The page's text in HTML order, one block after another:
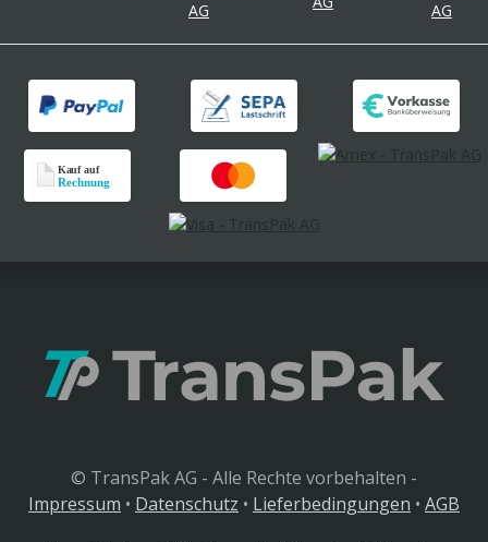
© TransPak AG - Alle Rechte vorbehalten -
Impressum • Datenschutz • Lieferbedingungen • AGB